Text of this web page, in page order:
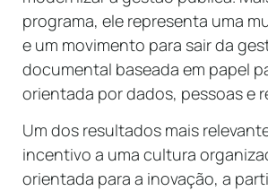
programa, ele representa uma
e um movimento para sair da
documental baseada em papel
orientada por dados, pessoas e
Um dos resultados mais
incentivo a uma cultura
orientada para a inovação, a